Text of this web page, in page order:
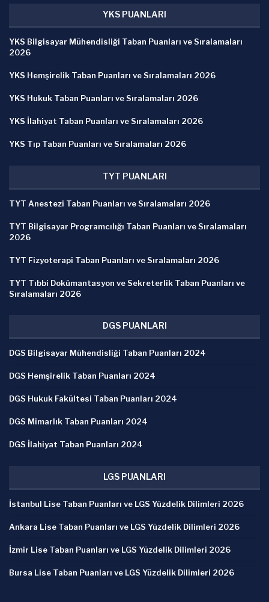
YKS PUANLARI
YKS Bilgisayar Mühendisliği Taban Puanları ve Sıralamaları
2026
YKS Hemşirelik Taban Puanları ve Sıralamaları 2026
YKS Hukuk Taban Puanları ve Sıralamaları 2026
YKS İlahiyat Taban Puanları ve Sıralamaları 2026
YKS Tıp Taban Puanları ve Sıralamaları 2026
TYT PUANLARI
TYT Anestezi Taban Puanları ve Sıralamaları 2026
TYT Bilgisayar Programcılığı Taban Puanları ve Sıralamaları
2026
TYT Fizyoterapi Taban Puanları ve Sıralamaları 2026
TYT Tıbbi Dokümantasyon ve Sekreterlik Taban Puanları ve
Sıralamaları 2026
DGS PUANLARI
DGS Bilgisayar Mühendisliği Taban Puanları 2024
DGS Hemşirelik Taban Puanları 2024
DGS Hukuk Fakültesi Taban Puanları 2024
DGS Mimarlık Taban Puanları 2024
DGS İlahiyat Taban Puanları 2024
LGS PUANLARI
İstanbul Lise Taban Puanları ve LGS Yüzdelik Dilimleri 2026
Ankara Lise Taban Puanları ve LGS Yüzdelik Dilimleri 2026
İzmir Lise Taban Puanları ve LGS Yüzdelik Dilimleri 2026
Bursa Lise Taban Puanları ve LGS Yüzdelik Dilimleri 2026